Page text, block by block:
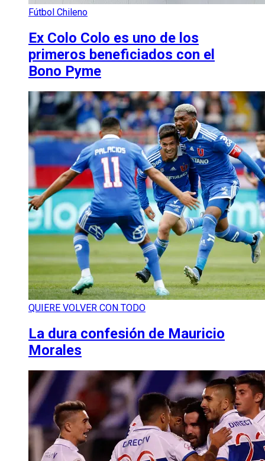
Fútbol Chileno
Ex Colo Colo es uno de los
primeros beneficiados con el
Bono Pyme
QUIERE VOLVER CON TODO
La dura confesión de Mauricio
Morales